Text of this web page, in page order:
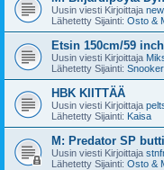
Uusin viesti Kirjoittaja
Lähetetty Sijainti: Osto &
Etsin 150cm/59
Uusin viesti Kirjoittaja
Lähetetty Sijainti: Snooker
HBK KIITTÄÄ
Uusin viesti Kirjoittaja
Lähetetty Sijainti: Kaisa
M: Predator SP
Uusin viesti Kirjoittaja
Lähetetty Sijainti: Osto &